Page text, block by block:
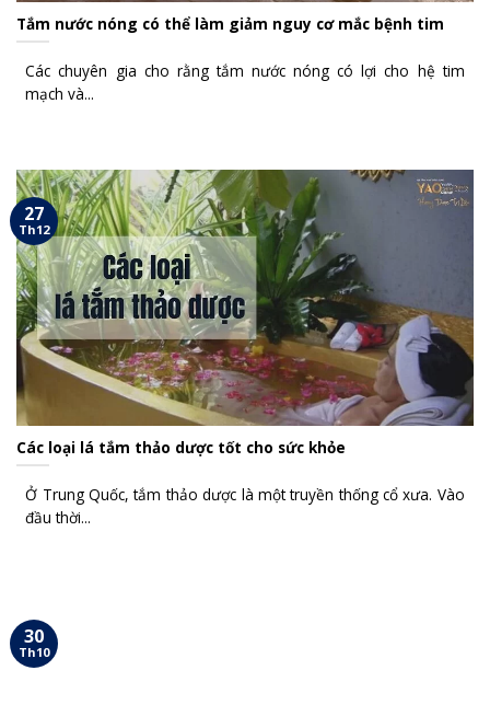
Tắm nước nóng có thể làm giảm nguy cơ mắc bệnh tim
Các chuyên gia cho rằng tắm nước nóng có lợi cho hệ tim
mạch và...
Các loại lá tắm thảo dược tốt cho sức khỏe
Ở Trung Quốc, tắm thảo dược là một truyền thống cổ xưa. Vào
đầu thời...
27
Th12
30
Th10